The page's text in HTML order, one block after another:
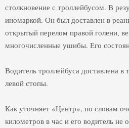
столкновение с троллейбусом. В
иномаркой. Он был доставлен в
открытый перелом правой голени,
многочисленные ушибы. Его
Водитель троллейбуса доставлена
левой стопы.
Как уточняет «Центр», по словам
километров в час и его водитель не